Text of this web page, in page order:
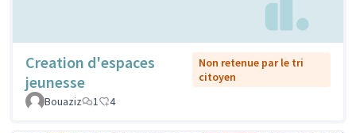
Creation d'espaces
jeunesse
Non retenue par le tri
citoyen
Bouaziz
1 4